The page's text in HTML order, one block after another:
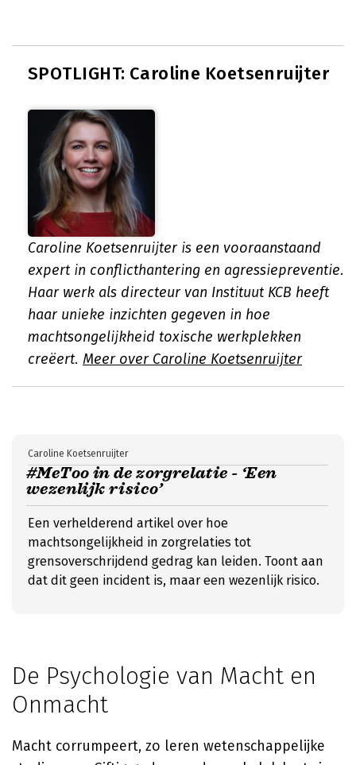
SPOTLIGHT: Caroline Koetsenruijter
Caroline Koetsenruijter is een vooraanstaand
expert in conflicthantering en agressiepreventie.
Haar werk als directeur van Instituut KCB heeft
haar unieke inzichten gegeven in hoe
machtsongelijkheid toxische werkplekken
creëert. Meer over Caroline Koetsenruijter
#MeToo in de zorgrelatie - ‘Een
wezenlijk risico’
Caroline Koetsenruijter
Een verhelderend artikel over hoe
machtsongelijkheid in zorgrelaties tot
grensoverschrijdend gedrag kan leiden. Toont aan
dat dit geen incident is, maar een wezenlijk risico.
De Psychologie van Macht en
Onmacht
Macht corrumpeert, zo leren wetenschappelijke